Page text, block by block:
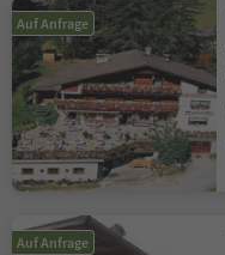
Auf Anfrage
Auf Anfrage